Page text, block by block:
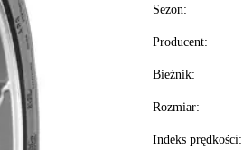
Sezon:
Producent:
Bieżnik:
Rozmiar:
Indeks prędkości: